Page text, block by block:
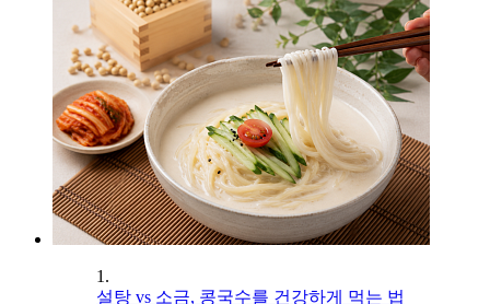
1.
설탕 vs 소금, 콩국수를 건강하게 먹는 법